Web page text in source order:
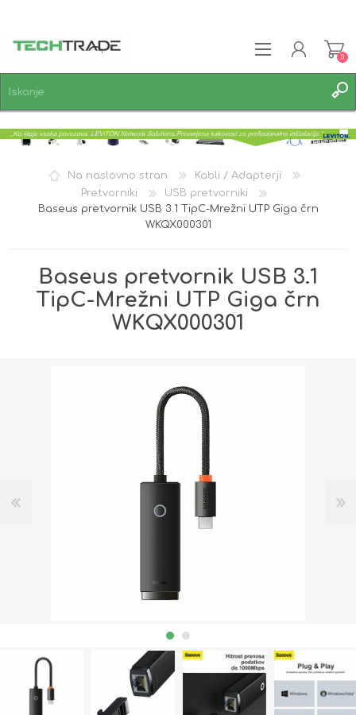
PRIJAVA
0
Na naslovno stran
Kabli / Adapterji
Pretvorniki
USB pretvorniki
Baseus pretvornik USB 3.1 TipC-Mrežni UTP Giga črn
WKQX000301
Baseus pretvornik USB 3.1
TipC-Mrežni UTP Giga črn
WKQX000301